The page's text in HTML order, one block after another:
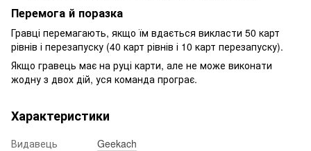
Перемога й поразка
Гравці перемагають, якщо їм вдається викласти 50 карт
рівнів і перезапуску (40 карт рівнів і 10 карт перезапуску).
Якщо гравець має на руці карти, але не може виконати
жодну з двох дій, уся команда програє.
Характеристики
Видавець
Geekach